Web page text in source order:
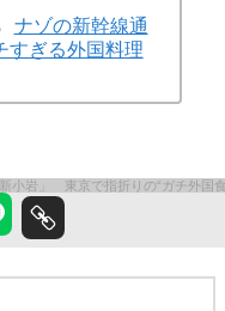
ナゾの新幹線通
すぎる外国料理
小岩」 東京で指折りの“ガチ外国